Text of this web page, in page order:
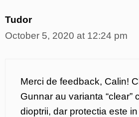
Tudor
October 5, 2020 at 12:24 pm
Merci de feedback, Calin!
Gunnar au varianta “clear”
dioptrii, dar protectia este